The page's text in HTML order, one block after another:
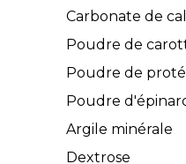
Carbonate de
Poudre de
Poudre de
Poudre
Argile minérale
Dextrose